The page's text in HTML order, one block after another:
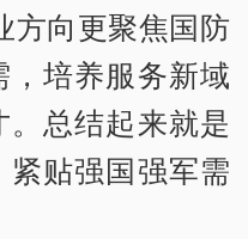
方向更聚焦国防
培养服务新域
总结起来就是
贴强国强军需